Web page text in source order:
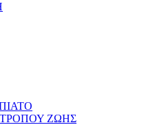
ΖΩΗΣ